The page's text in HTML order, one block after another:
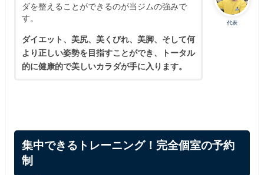
代表
ダを整えることができるのが当ジムの強みで
す。
ダイエット、美尻、美くびれ、美脚、そして何
より正しい姿勢を目指すことができ、トータル
的に健康的で美しいカラダが手に入ります。
集中できるトレーニング！完全個室の予約
制